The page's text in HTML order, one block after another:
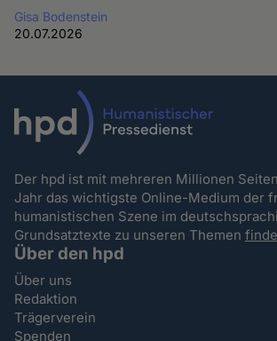
Gisa Bodenstein
20.07.2026
Der hpd ist mit mehreren Millionen
Jahr das wichtigste Online-Medium der
humanistischen Szene im
Grundsatztexte zu unseren Themen
Über den hpd
Über uns
Redaktion
Trägerverein
Spenden